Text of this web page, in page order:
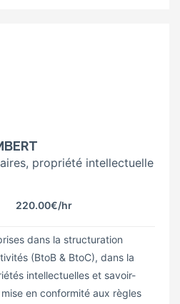
propriété intellectuelle
220.00€/hr
dans la structuration
(BtoB & BtoC), dans la
intellectuelles et savoir-
en conformité aux règles